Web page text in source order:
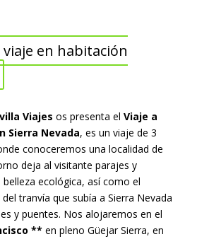
en habitación
Viajes os presenta el Viaje a
Sierra Nevada, es un viaje de 3
conoceremos una localidad de
deja al visitante parajes y
ecológica, así como el
tranvía que subía a Sierra Nevada
y puentes. Nos alojaremos en el
** en pleno Güejar Sierra, en